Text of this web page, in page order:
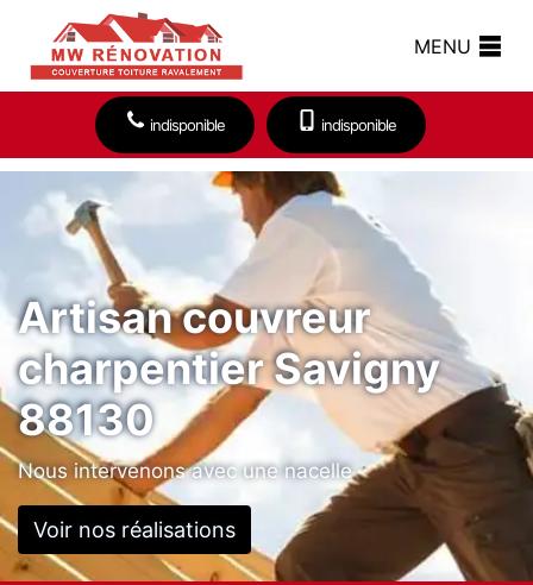
MENU
indisponible indisponible
Artisan couvreur
charpentier Savigny
88130
Nous intervenons avec une nacelle
Voir nos réalisations